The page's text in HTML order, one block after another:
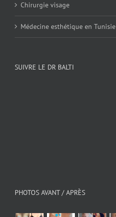
Chirurgie visage
Médecine esthétique en Tunisie
SUIVRE LE DR BALTI
PHOTOS AVANT / APRÈS